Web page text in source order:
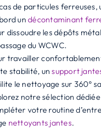
de particules ferreuses,
undécontaminant
dissoudre les dépôts
du WCWC.
travailler
stabilité, unsupport
le nettoyage sur 360°
notre sélection
votre routine
nettoyants jantes.